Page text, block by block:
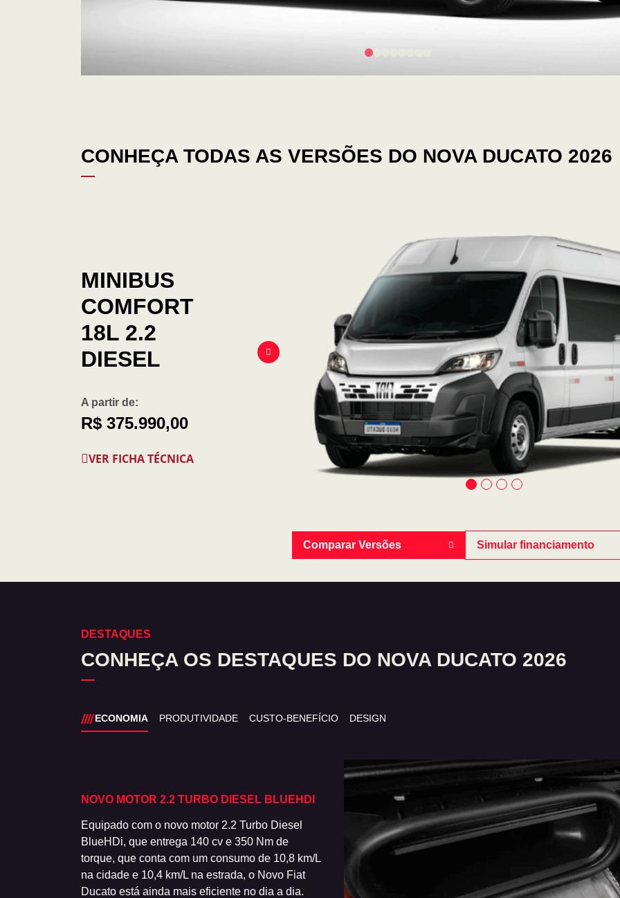
CONHEÇA TODAS AS VERSÕES DO NOVA DUCATO 2026
MINIBUS
COMFORT
18L 2.2
DIESEL
A partir de:
R$ 375.990,00
VER FICHA TÉCNICA
Comparar Versões Simular financiamento
DESTAQUES
CONHEÇA OS DESTAQUES DO NOVA DUCATO 2026
ECONOMIA PRODUTIVIDADE CUSTO-BENEFÍCIO DESIGN
NOVO MOTOR 2.2 TURBO DIESEL BLUEHDI
Equipado com o novo motor 2.2 Turbo Diesel
BlueHDi, que entrega 140 cv e 350 Nm de
torque, que conta com um consumo de 10,8 km/L
na cidade e 10,4 km/L na estrada, o Novo Fiat
Ducato está ainda mais eficiente no dia a dia.
ASSISTENTE DE PARTIDAS EM RAMPAS
O Novo Fiat Ducato vem equipado com
assistente de partida em rampas, que evita que o
veículo recue em subidas, e controle de
estabilidade, que garante ainda mais segurança
nas curvas e manobras com carga.
TOP 3
CLASSE
Sinônimo
Novo Fiat
por
[custos